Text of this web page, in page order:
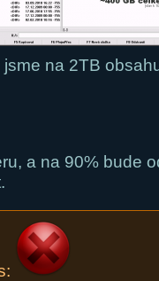
jsme na 2TB
a na 90% bude